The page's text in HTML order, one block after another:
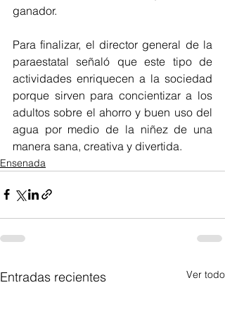
ganador.
Para finalizar, el director general de la
paraestatal señaló que este tipo de
actividades enriquecen a la sociedad
porque sirven para concientizar a los
adultos sobre el ahorro y buen uso del
agua por medio de la niñez de una
manera sana, creativa y divertida.
Ensenada
Entradas recientes Ver todo